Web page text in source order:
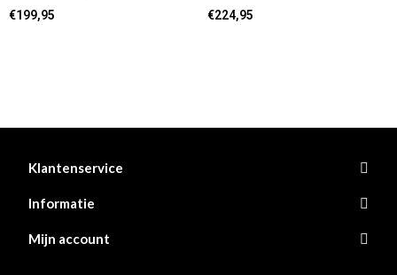
€199,95 €224,95
Klantenservice
Informatie
Mijn account